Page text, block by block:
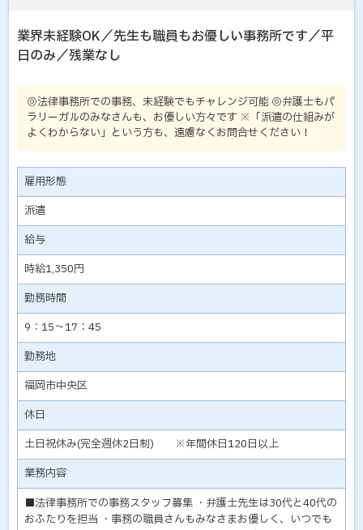
業界未経験OK／先生も職員もお優しい事務所です／平
日のみ／残業なし
◎法律事務所での事務、未経験でもチャレンジ可能 ◎弁護士もパ
ラリーガルのみなさんも、お優しい方々です ※「派遣の仕組みが
よくわからない」という方も、遠慮なくお問合せください！
雇用形態
派遣
給与
時給1,350円
勤務時間
9：15～17：45
勤務地
福岡市中央区
休日
土日祝休み(完全週休2日制) ※年間休日120日以上
業務内容
■法律事務所での事務スタッフ募集 ・弁護士先生は30代と40代の
おふたりを担当 ・事務の職員さんもみなさまお優しく、いつでも